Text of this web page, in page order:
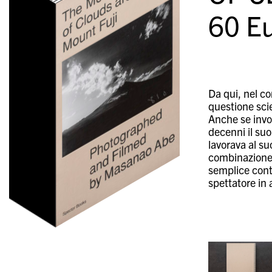
60
Da qui, nel
questione
Anche se
decenni il
lavorava al
semplice
spettatore in